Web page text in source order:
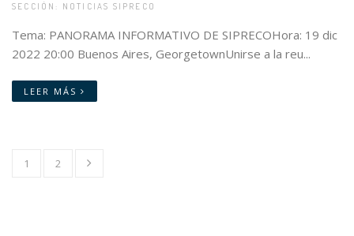
SECCIÓN: NOTICIAS SIPRECO
Tema: PANORAMA INFORMATIVO DE SIPRECOHora: 19 dic
2022 20:00 Buenos Aires, GeorgetownUnirse a la reu...
LEER MÁS
1 2